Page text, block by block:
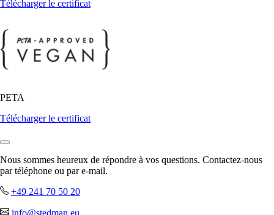
Télécharger le certificat
PETA
Télécharger le certificat
Nous sommes heureux de répondre à vos questions. Contactez-nous
par téléphone ou par e-mail.
+49 241 70 50 20
info@stedman.eu